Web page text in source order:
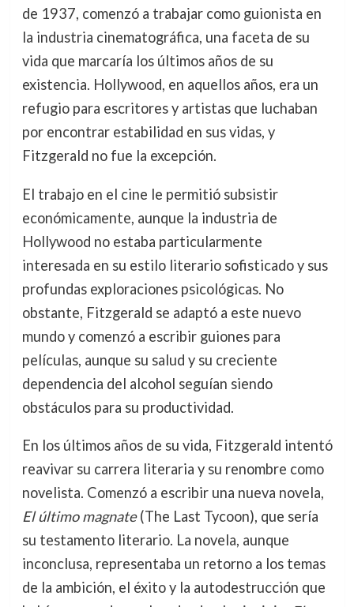
de 1937, comenzó a trabajar como guionista en
la industria cinematográfica, una faceta de su
vida que marcaría los últimos años de su
existencia. Hollywood, en aquellos años, era un
refugio para escritores y artistas que luchaban
por encontrar estabilidad en sus vidas, y
Fitzgerald no fue la excepción.
El trabajo en el cine le permitió subsistir
económicamente, aunque la industria de
Hollywood no estaba particularmente
interesada en su estilo literario sofisticado y sus
profundas exploraciones psicológicas. No
obstante, Fitzgerald se adaptó a este nuevo
mundo y comenzó a escribir guiones para
películas, aunque su salud y su creciente
dependencia del alcohol seguían siendo
obstáculos para su productividad.
En los últimos años de su vida, Fitzgerald intentó
reavivar su carrera literaria y su renombre como
novelista. Comenzó a escribir una nueva novela,
El último magnate(The Last Tycoon), que sería
su testamento literario. La novela, aunque
inconclusa, representaba un retorno a los temas
de la ambición, el éxito y la autodestrucción que